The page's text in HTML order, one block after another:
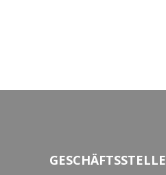
GESCHÄFTSSTELLE